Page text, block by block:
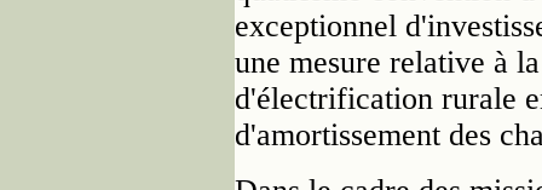
exceptionnel
une mesure relative à
d'électrification rurale
d'amortissement des